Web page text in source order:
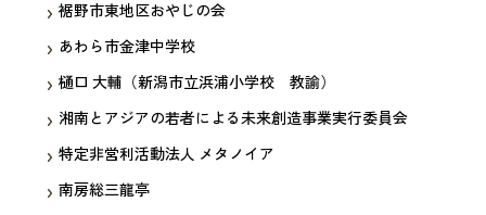
裾野市東地区おやじの会
あわら市金津中学校
樋口 大輔（新潟市立浜浦小学校 教諭）
湘南とアジアの若者による未来創造事業実行委員会
特定非営利活動法人 メタノイア
南房総三龍亭